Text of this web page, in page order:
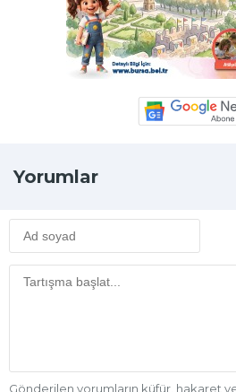
Yorumlar
Gönderilen yorumların küfür, hakaret